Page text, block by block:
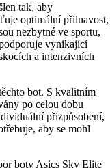
tak, aby
optimální přilnavost,
nezbytné ve sportu,
vynikající
a intenzivních
bot. S kvalitním
po celou dobu
přizpůsobení,
aby se mohl
boty Asics Sky Elite